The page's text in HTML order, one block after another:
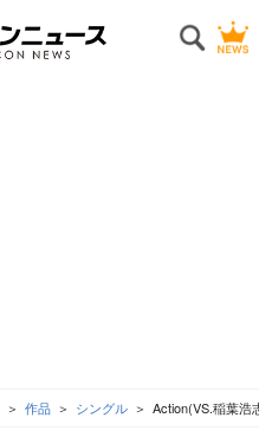
作品 シングル Action(VS.稲葉浩